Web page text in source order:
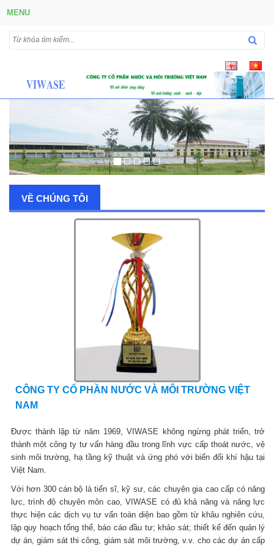
MENU
VỀ CHÚNG TÔI
CÔNG TY CỔ PHẦN NƯỚC VÀ MÔI TRƯỜNG VIỆT
NAM
Được thành lập từ năm 1969, VIWASE không ngừng phát triển, trở
thành một công ty tư vấn hàng đầu trong lĩnh vực cấp thoát nước, vệ
sinh môi trường, hạ tầng kỹ thuật và ứng phó với biến đổi khí hậu tại
Việt Nam.
Với hơn 300 cán bộ là tiến sĩ, kỹ sư, các chuyên gia cao cấp có năng
lực, trình độ chuyên môn cao, VIWASE có đủ khả năng và năng lực
thực hiện các dịch vụ tư vấn toàn diện bao gồm từ khâu nghiên cứu,
lập quy hoạch tổng thể, báo cáo đầu tư; khảo sát; thiết kế đến quản lý
dự án, giám sát thi công, giám sát môi trường, v.v. cho các dự án cấp